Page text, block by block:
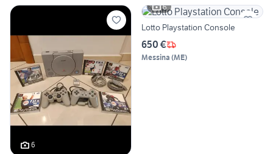
6
6
Lotto Playstation Console
650 €
Messina (ME)